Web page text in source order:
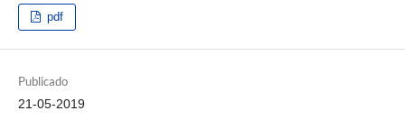
pdf
Publicado
21-05-2019